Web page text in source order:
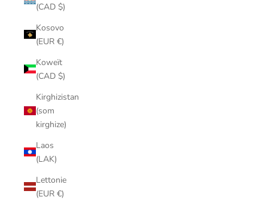
(CAD $)
Kosovo
(EUR €)
Koweït
(CAD $)
Kirghizistan
(som
kirghize)
Laos
(LAK)
Lettonie
(EUR €)